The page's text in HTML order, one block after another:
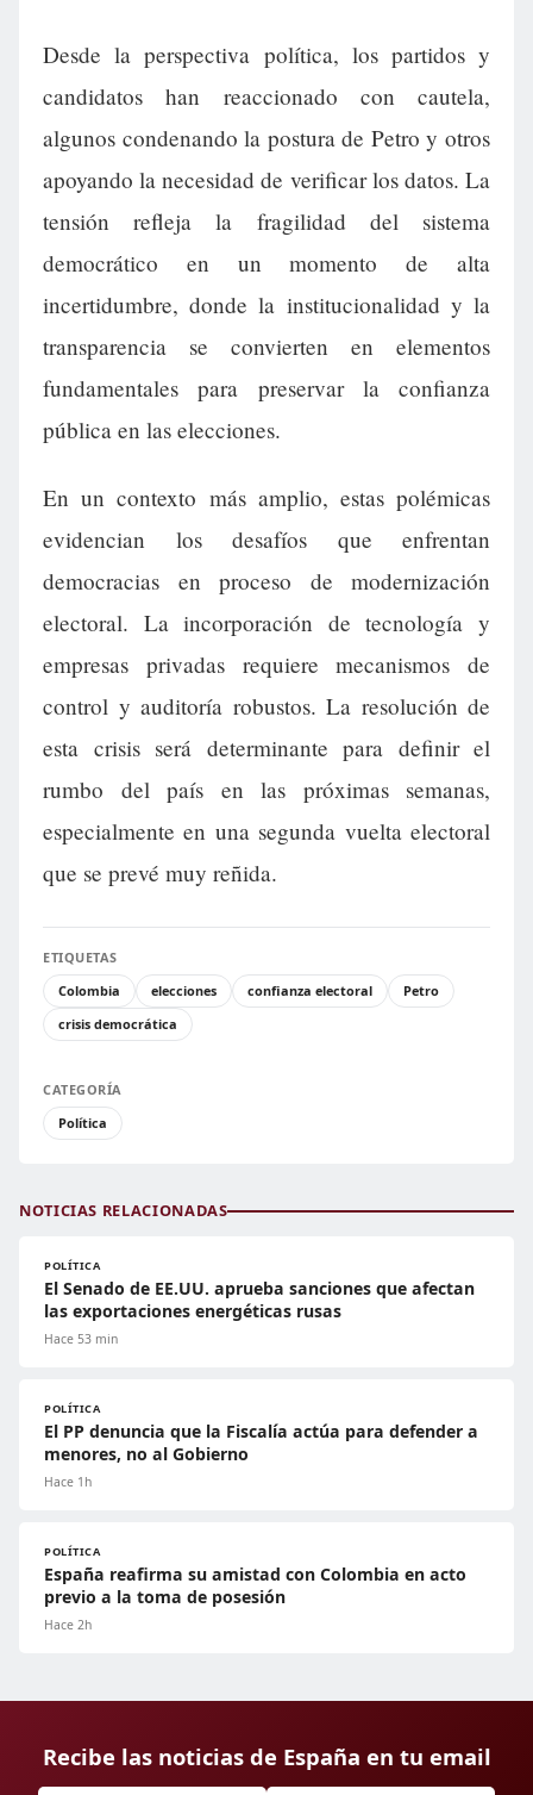
Desde la perspectiva política, los partidos y
candidatos han reaccionado con cautela,
algunos condenando la postura de Petro y otros
apoyando la necesidad de verificar los datos. La
tensión refleja la fragilidad del sistema
democrático en un momento de alta
incertidumbre, donde la institucionalidad y la
transparencia se convierten en elementos
fundamentales para preservar la confianza
pública en las elecciones.
En un contexto más amplio, estas polémicas
evidencian los desafíos que enfrentan
democracias en proceso de modernización
electoral. La incorporación de tecnología y
empresas privadas requiere mecanismos de
control y auditoría robustos. La resolución de
esta crisis será determinante para definir el
rumbo del país en las próximas semanas,
especialmente en una segunda vuelta electoral
que se prevé muy reñida.
ETIQUETAS
Colombia
elecciones confianza electoral
Petro
crisis democrática
CATEGORÍA
Política
NOTICIAS RELACIONADAS
POLÍTICA
El Senado de EE.UU. aprueba sanciones que afectan
las exportaciones energéticas rusas
Hace 53 min
POLÍTICA
El PP denuncia que la Fiscalía actúa para defender a
menores, no al Gobierno
Hace 1h
POLÍTICA
España reafirma su amistad con Colombia en acto
previo a la toma de posesión
Hace 2h
Recibe las noticias de España en tu email